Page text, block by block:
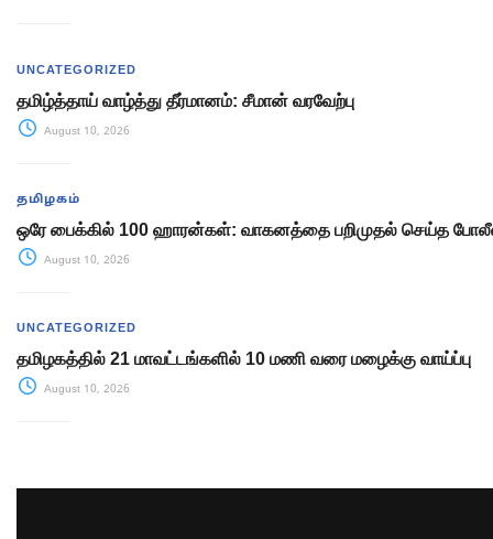
UNCATEGORIZED
தமிழ்த்தாய் வாழ்த்து தீர்மானம்: சீமான் வரவேற்பு
August 10, 2026
தமிழகம்
ஒரே பைக்கில் 100 ஹாரன்கள்: வாகனத்தை பறிமுதல் செய்த
August 10, 2026
UNCATEGORIZED
தமிழகத்தில் 21 மாவட்டங்களில் 10 மணி வரை மழைக்கு வாய்ப்பு
August 10, 2026